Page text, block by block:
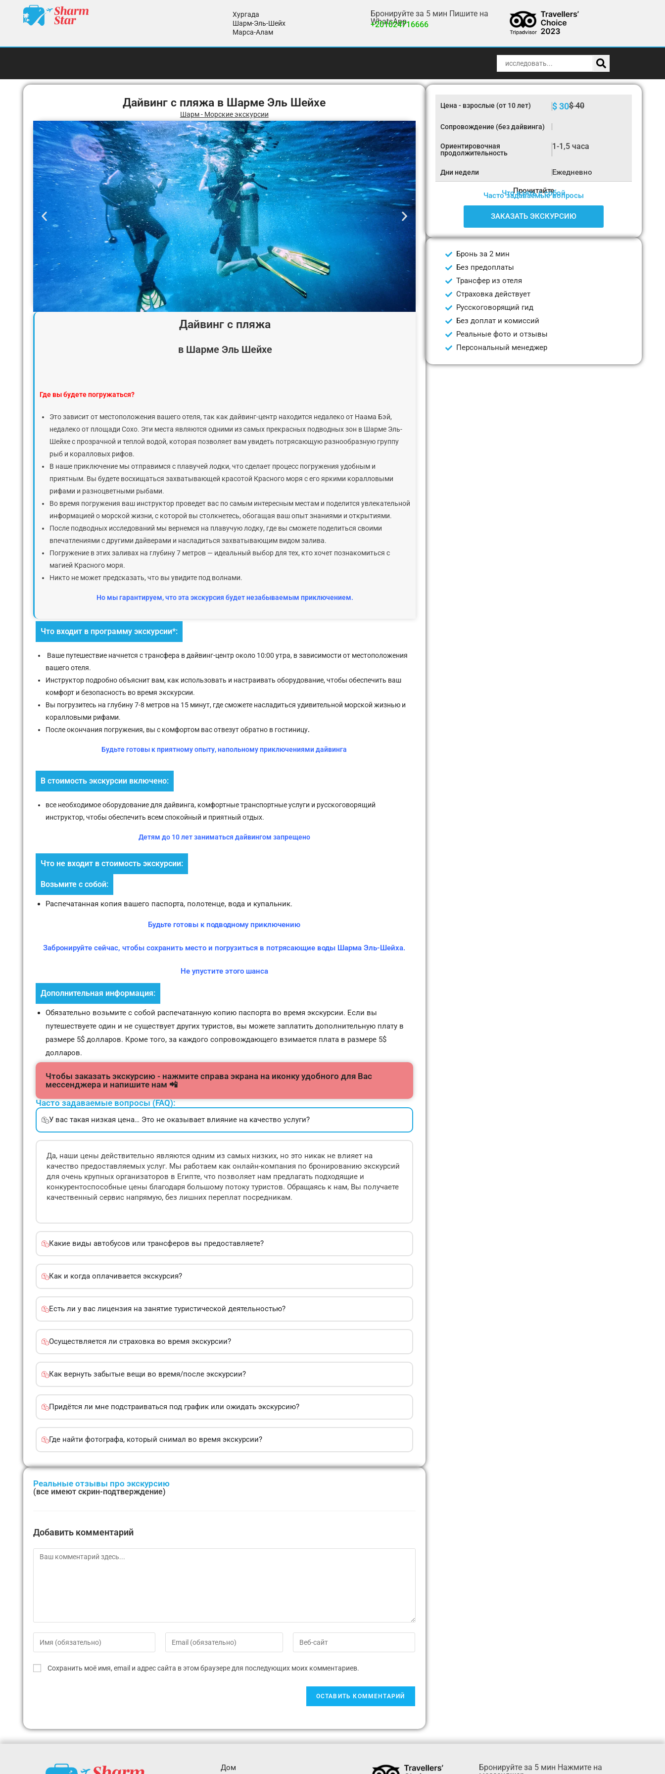
Хургада
Шарм-Эль-Шейх
Марса-Алам
Бронируйте за 5 мин Пишите на
WhatsApp
+201024716666
Дайвинг с пляжа в Шарме Эль Шейхе
Шарм - Морские экскурсии
Дайвинг с пляжа
в Шарме Эль Шейхе
Где вы будете погружаться?
Это зависит от местоположения вашего отеля, так как дайвинг-центр находится недалеко от Наама Бэй,
недалеко от площади Сохо. Эти места являются одними из самых прекрасных подводных зон в Шарме Эль-
Шейхе с прозрачной и теплой водой, которая позволяет вам увидеть потрясающую разнообразную группу
рыб и коралловых рифов.
В наше приключение мы отправимся с плавучей лодки, что сделает процесс погружения удобным и
приятным. Вы будете восхищаться захватывающей красотой Красного моря с его яркими коралловыми
рифами и разноцветными рыбами.
Во время погружения ваш инструктор проведет вас по самым интересным местам и поделится увлекательной
информацией о морской жизни, с которой вы столкнетесь, обогащая ваш опыт знаниями и открытиями.
После подводных исследований мы вернемся на плавучую лодку, где вы сможете поделиться своими
впечатлениями с другими дайверами и насладиться захватывающим видом залива.
Погружение в этих заливах на глубину 7 метров — идеальный выбор для тех, кто хочет познакомиться с
магией Красного моря.
Никто не может предсказать, что вы увидите под волнами.
Но мы гарантируем, что эта экскурсия будет незабываемым приключением.
Что входит в программу экскурсии*:
Ваше путешествие начнется с трансфера в дайвинг-центр около 10:00 утра, в зависимости от местоположения
вашего отеля.
Инструктор подробно объяснит вам, как использовать и настраивать оборудование, чтобы обеспечить ваш
комфорт и безопасность во время экскурсии.
Вы погрузитесь на глубину 7-8 метров на 15 минут, где сможете насладиться удивительной морской жизнью и
коралловыми рифами.
После окончания погружения, вы с комфортом вас отвезут обратно в гостиницу.
Будьте готовы к приятному опыту, напольному приключениями дайвинга
В стоимость экскурсии включено:
все необходимое оборудование для дайвинга, комфортные транспортные услуги и русскоговорящий
инструктор, чтобы обеспечить всем спокойный и приятный отдых.
Детям до 10 лет заниматься дайвингом запрещено
Что не входит в стоимость экскурсии:
Возьмите с собой:
Распечатанная копия вашего паспорта, полотенце, вода и купальник.
Будьте готовы к подводному приключению
Забронируйте сейчас, чтобы сохранить место и погрузиться в потрясающие воды Шарма Эль-Шейха.
Не упустите этого шанса
Дополнительная информация:
Обязательно возьмите с собой распечатанную копию паспорта во время экскурсии. Если вы
путешествуете один и не существует других туристов, вы можете заплатить дополнительную плату в
размере 5$ долларов. Кроме того, за каждого сопровождающего взимается плата в размере 5$
долларов.
Чтобы заказать экскурсию - нажмите справа экрана на иконку удобного для Вас
мессенджера и напишите нам 📲
Часто задаваемые вопросы (FAQ):
У вас такая низкая цена… Это не оказывает влияние на качество услуги?
Да, наши цены действительно являются одним из самых низких, но это никак не влияет на
качество предоставляемых услуг. Мы работаем как онлайн-компания по бронированию экскурсий
для очень крупных организаторов в Египте, что позволяет нам предлагать подходящие и
конкурентоспособные цены благодаря большому потоку туристов. Обращаясь к нам, Вы получаете
качественный сервис напрямую, без лишних переплат посредникам.
Какие виды автобусов или трансферов вы предоставляете?
Как и когда оплачивается экскурсия?
Есть ли у вас лицензия на занятие туристической деятельностью?
Осуществляется ли страховка во время экскурсии?
Как вернуть забытые вещи во время/после экскурсии?
Придётся ли мне подстраиваться под график или ожидать экскурсию?
Где найти фотографа, который снимал во время экскурсии?
Реальные отзывы про экскурсию
(все имеют скрин-подтверждение)
Добавить комментарий
Сохранить моё имя, email и адрес сайта в этом браузере для последующих моих комментариев.
Цена - взрослые (от 10 лет) $ 30$ 40
Сопровождение (без дайвинга)
Ориентировочная
продолжительность
1-1,5 часа
Дни недели Ежедневно
Прочитайте
Что взять с собой
Часто задаваемые вопросы
ЗАКАЗАТЬ ЭКСКУРСИЮ
Бронь за 2 мин
Без предоплаты
Трансфер из отеля
Страховка действует
Русскоговорящий гид
Без доплат и комиссий
Реальные фото и отзывы
Персональный менеджер
Дом
Бронируйте за 5 мин Нажмите на